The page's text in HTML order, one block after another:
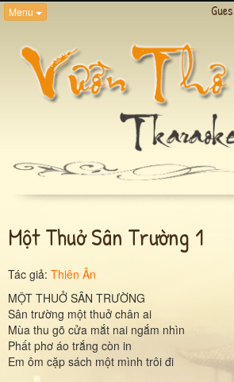
Menu
Một Thuở Sân Trường 1
Tác giả: Thiên Ân
MỘT THUỞ SÂN TRƯỜNG
Sân trường một thuở chân ai
Mùa thu gõ cửa mắt nai ngắm nhìn
Phất phơ áo trắng còn in
Em ôm cặp sách một mình trôi đi